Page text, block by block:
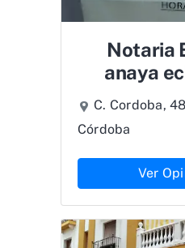
Notaria
anaya
C. Cordoba,
Córdoba
Ver